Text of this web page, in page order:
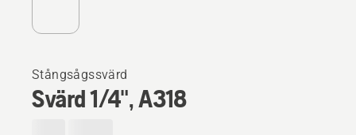
Stångsågssvärd
Svärd 1/4", A318